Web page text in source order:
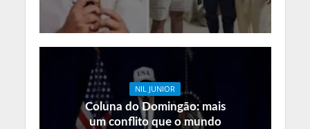
NIL JUNIOR
Coluna do Domingão: mais
um conflito que o mundo